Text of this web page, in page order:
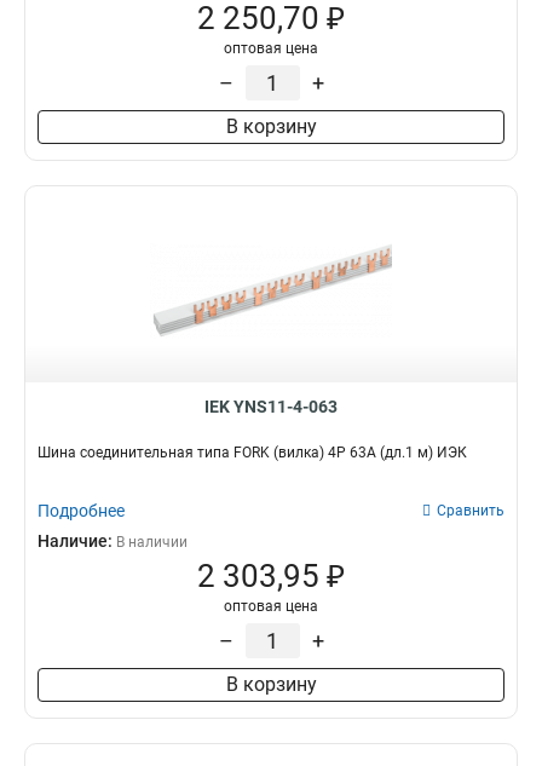
2 250,70 ₽
оптовая цена
– +
В корзину
IEK YNS11-4-063
Шина соединительная типа FORK (вилка) 4Р 63А (дл.1 м) ИЭК
Подробнее Сравнить
Наличие: В наличии
2 303,95 ₽
оптовая цена
– +
В корзину